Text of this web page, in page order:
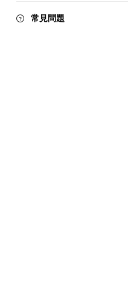
常見問題